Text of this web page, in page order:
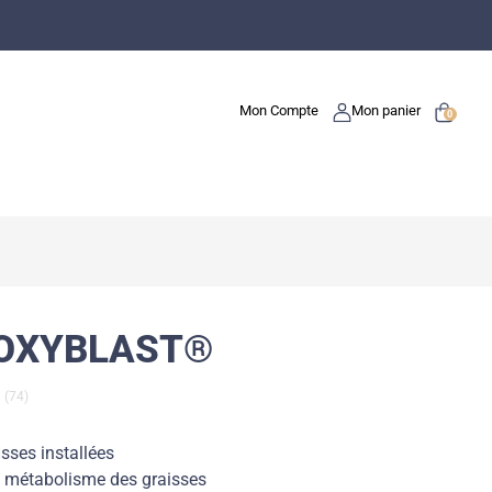
Mon Compte Mon panier 0
(74)
installées
métabolisme des graisses